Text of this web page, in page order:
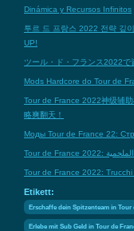
Dinámica y Recursos Infinitos
투르 드 프랑스 2022 전략 깊
UP!
ツール・ド・フランス2022で
Mods Hardcore do Tour de
Tour de France 2022神级辅
略爽翻天！
Моды Tour de France 22:
Tour de France 2022:
Etikett:
Erschaffe dein Spitzenteam in
Erlebe mit Sub Geld in Tour de